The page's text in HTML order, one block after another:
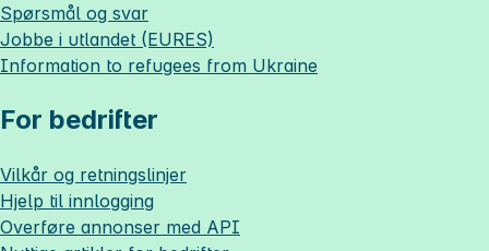
Spørsmål og svar
Jobbe i utlandet (EURES)
Information to refugees from Ukraine
For bedrifter
Vilkår og retningslinjer
Hjelp til innlogging
Overføre annonser med API